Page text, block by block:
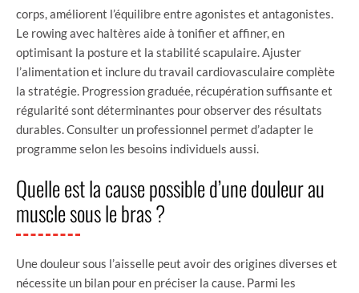
corps, améliorent l’équilibre entre agonistes et antagonistes.
Le rowing avec haltères aide à tonifier et affiner, en
optimisant la posture et la stabilité scapulaire. Ajuster
l’alimentation et inclure du travail cardiovasculaire complète
la stratégie. Progression graduée, récupération suffisante et
régularité sont déterminantes pour observer des résultats
durables. Consulter un professionnel permet d’adapter le
programme selon les besoins individuels aussi.
Quelle est la cause possible d’une douleur au
muscle sous le bras ?
Une douleur sous l’aisselle peut avoir des origines diverses et
nécessite un bilan pour en préciser la cause. Parmi les